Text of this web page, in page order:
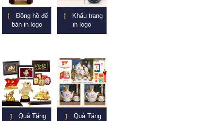
Đồng hồ để
bàn in logo
Khẩu trang
in logo
Quà Tặng
Quà Tặng